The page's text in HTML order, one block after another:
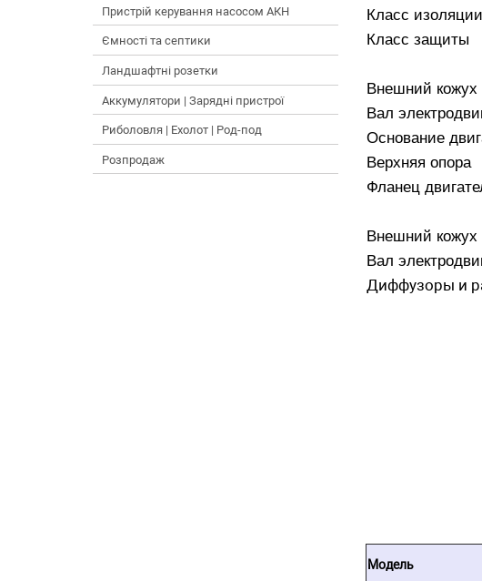
Пристрій керування насосом АКН
Ємності та септики
Ландшафтні розетки
Аккумулятори | Зарядні пристрої
Риболовля | Ехолот | Род-под
Розпродаж
Класс изоляции
Класс защиты
Внешний кожух
Вал
Основание
Верхняя опора
Фланец
Внешний кожух
Вал
Диффузоры и
Модель